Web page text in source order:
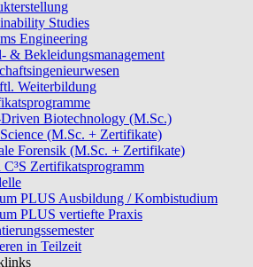
Studies
Engineering
& Bekleidungsmanagement
Weiterbildung
Biotechnology (M.Sc.)
(M.Sc. + Zertifikate)
Forensik (M.Sc. + Zertifikate)
C³S Zertifikatsprogramm
PLUS Ausbildung / Kombistudium
PLUS vertiefte Praxis
in Teilzeit